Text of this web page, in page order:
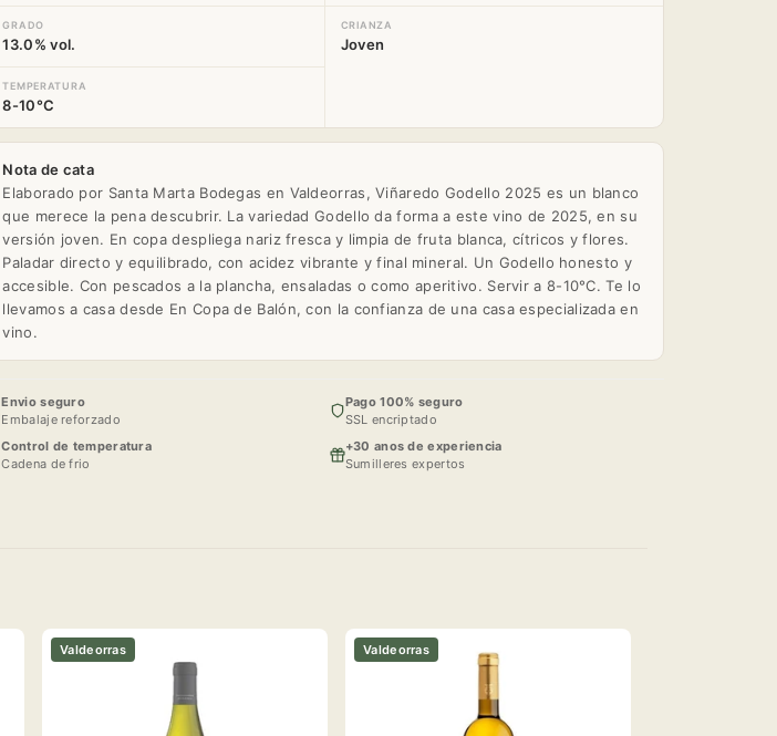
GRADO
13.0% vol.
CRIANZA
Joven
TEMPERATURA
8-10°C
Nota de cata
Elaborado por Santa Marta Bodegas en Valdeorras, Viñaredo Godello 2025 es un blanco
que merece la pena descubrir. La variedad Godello da forma a este vino de 2025, en su
versión joven. En copa despliega nariz fresca y limpia de fruta blanca, cítricos y flores.
Paladar directo y equilibrado, con acidez vibrante y final mineral. Un Godello honesto y
accesible. Con pescados a la plancha, ensaladas o como aperitivo. Servir a 8-10°C. Te lo
llevamos a casa desde En Copa de Balón, con la confianza de una casa especializada en
vino.
Envio seguro
Embalaje reforzado
Pago 100% seguro
SSL encriptado
Control de temperatura
Cadena de frio
+30 anos de experiencia
Sumilleres expertos
Valdeorras Valdeorras